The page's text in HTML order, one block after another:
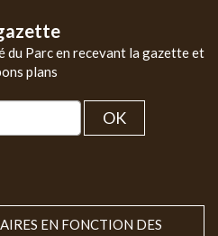
du Parc en recevant la gazette et
plans
OK
EN FONCTION DES